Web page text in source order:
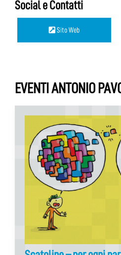
Social e Contatti
Sito Web
EVENTI ANTONIO